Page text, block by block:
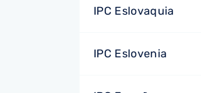
IPC Eslovaquia
IPC Eslovenia